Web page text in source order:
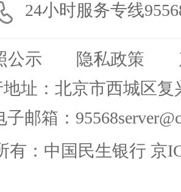
24小时服务专线
公示 隐私政策
地址：北京市西城区复
子邮箱：
有：中国民生银行 京